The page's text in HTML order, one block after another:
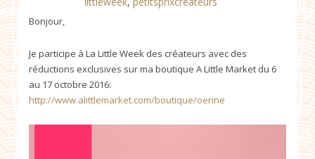
Bonjour,
Je participe à La Little Week des créateurs avec des
réductions exclusives sur ma boutique A Little Market du 6
au 17 octobre 2016:
http://www.alittlemarket.com/boutique/oerine